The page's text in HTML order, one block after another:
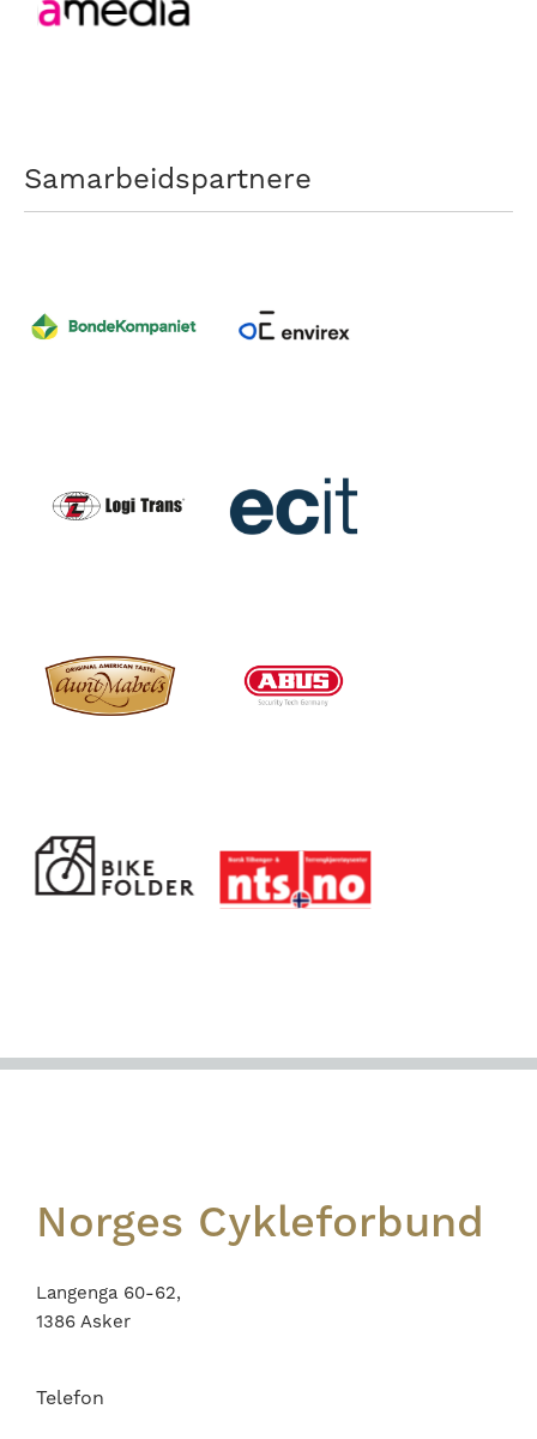
Samarbeidspartnere
Footer
Norges Cykleforbund
Langenga 60-62,
1386 Asker
Telefon